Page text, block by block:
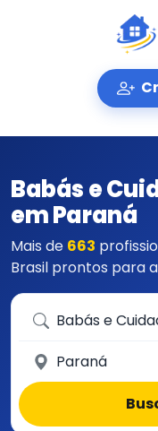
Babás e
em Paraná
Mais de 663
Brasil prontos para
Que serviço você
Em qual cidade?